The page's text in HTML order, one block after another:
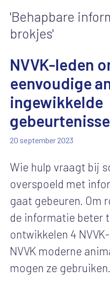
'Behapbare
brokjes'
NVVK-leden
eenvoudige
ingewikkelde
20 september 2023
Wie hulp vraagt bij
overspoeld met
gaat gebeuren. Om
de informatie beter
ontwikkelen 4
NVVK moderne
mogen ze gebruiken.